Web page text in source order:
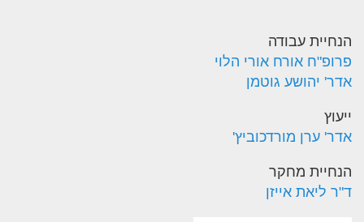
הנחיית עבודה
פרופ"ח אורח אורי הלוי
אדר' יהושע גוטמן
ייעוץ
אדר' ערן מורדכוביץ'
הנחיית מחקר
ד"ר ליאת אייזן